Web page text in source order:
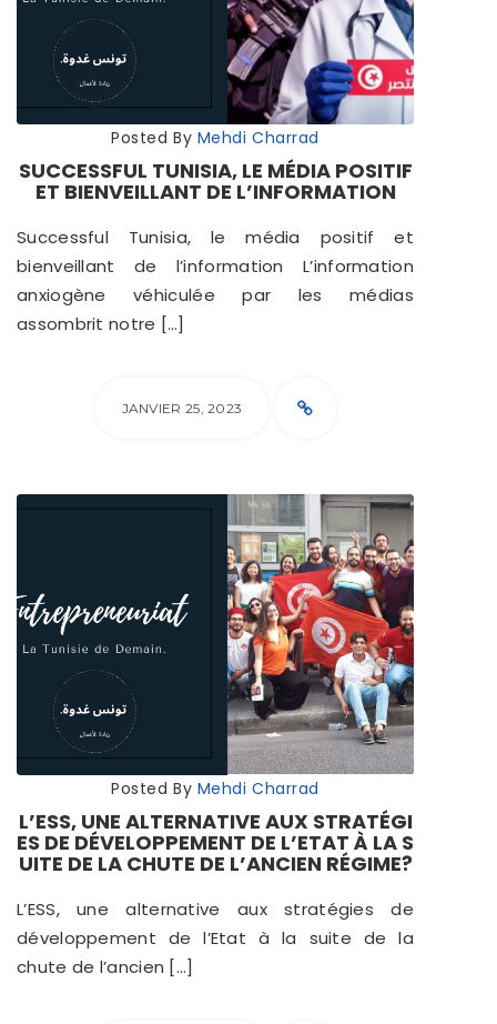
Posted By Mehdi Charrad
SUCCESSFUL TUNISIA, LE MÉDIA POSITIF
ET BIENVEILLANT DE L’INFORMATION
Successful Tunisia, le média positif et
bienveillant de l’information L’information
anxiogène véhiculée par les médias
assombrit notre […]
JANVIER 25, 2023
Posted By Mehdi Charrad
L’ESS, UNE ALTERNATIVE AUX STRATÉGI
ES DE DÉVELOPPEMENT DE L’ETAT À LA S
UITE DE LA CHUTE DE L’ANCIEN RÉGIME?
L’ESS, une alternative aux stratégies de
développement de l’Etat à la suite de la
chute de l’ancien […]